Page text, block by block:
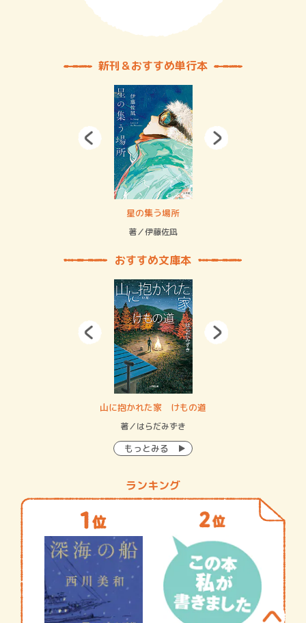
新刊＆おすすめ単行本
星の集う場所
著／伊藤佐凪
おすすめ文庫本
山に抱かれた家 けもの道
著／はらだみずき
もっとみる
ランキング